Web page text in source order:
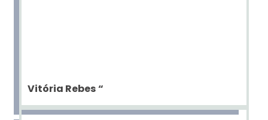
Vitória Rebes“